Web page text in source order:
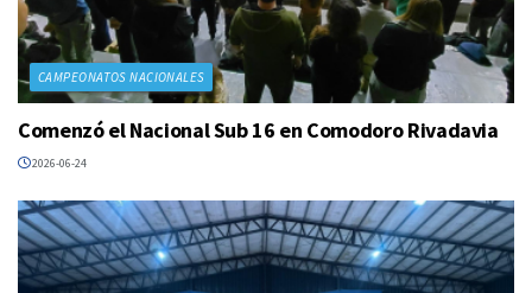
CAMPEONATOS NACIONALES
Comenzó el Nacional Sub 16 en Comodoro Rivadavia
2026-06-24